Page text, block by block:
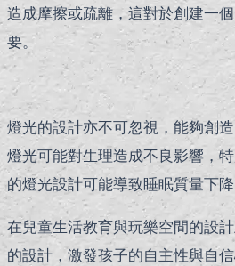
造成摩擦或疏離，這對於創建一
要。
燈光的設計亦不可忽視，能夠創
燈光可能對生理造成不良影響，
的燈光設計可能導致睡眠質量下
在兒童生活教育與玩樂空間的設
的設計，激發孩子的自主性與自